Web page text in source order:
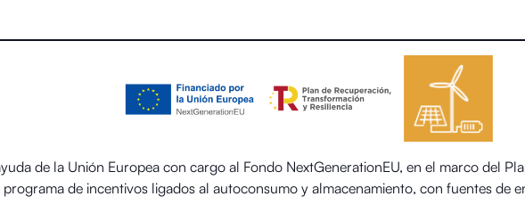
de la Unión Europea con cargo al Fondo NextGenerationEU, en el marco del
de incentivos ligados al autoconsumo y almacenamiento, con fuentes de